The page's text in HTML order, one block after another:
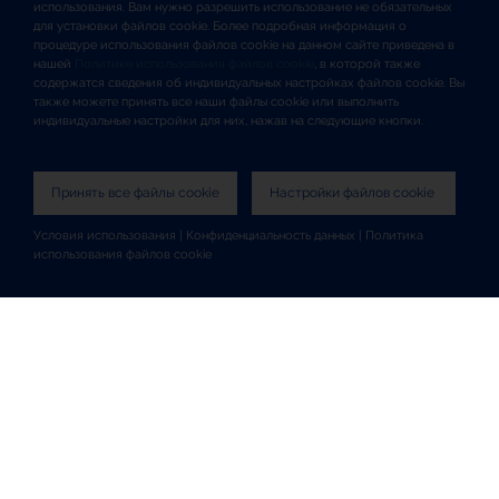
использования. Вам нужно разрешить использование не обязательных
для установки файлов cookie. Более подробная информация о
процедуре использования файлов cookie на данном сайте приведена в
нашей
, в которой также
содержатся сведения об индивидуальных настройках файлов cookie. Вы
также можете принять все наши файлы cookie или выполнить
индивидуальные настройки для них, нажав на следующие кнопки.
Принять все файлы cookie Настройки файлов cookie
Условия использования Конфиденциальность данных
Политика
использования файлов cookie